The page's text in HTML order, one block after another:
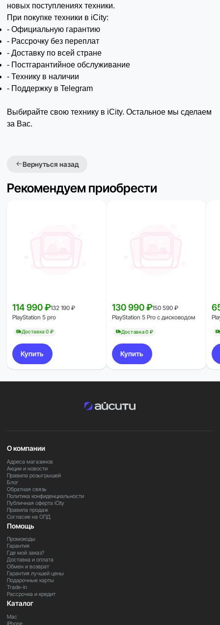
новых поступлениях техники.
При покупке техники в iCity:
- Официальную гарантию
- Рассрочку без переплат
- Доставку по всей стране
- Постгарантийное обслуживание
- Технику в наличии
- Поддержку в Telegram
Выбирайте свою технику в iCity. Остальное мы сделаем
за Вас.
Вернуться назад
Рекомендуем приобрести
114 990 ₽132 190 ₽
PlayStation 5 pro
Доставка 0 ₽
Купить
130 990 ₽150 590 ₽
PlayStation 5 Pro с дисководом
Доставка 0 ₽
Купить
О компании
Адреса магазинов
Акции и новости
Правила розыгрышей
Блог
Обратная связь
Политика конфиденциальности
Публичная оферта iCity
Правила продаж
Согласие на ОПД
Помощь
Промокоды
Гарантия
Где мой заказ?
Доставка и оплата
Обмен и возврат
Гарантия лучшей цены
Подарочные карты
Trade-in
Рассрочка и кредит
Каталог
Mac
iPhone